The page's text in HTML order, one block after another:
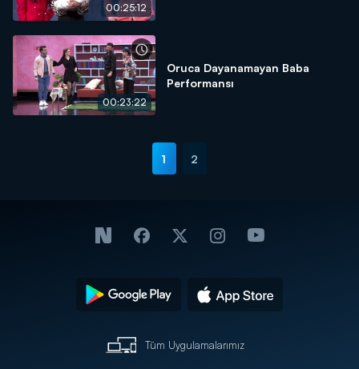
00:25:12
00:23:22
Oruca Dayanamayan Baba
Performansı
1 2
Tüm Uygulamalarımız